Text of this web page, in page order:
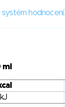
hodnocení.
ml